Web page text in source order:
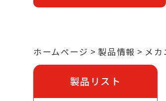
ホームページ 製品情報 メカ
製品リスト